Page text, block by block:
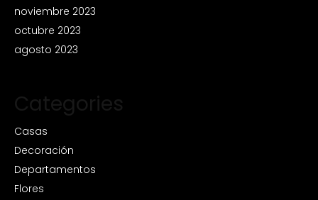
noviembre 2023
octubre 2023
agosto 2023
Categories
Casas
Decoración
Departamentos
Flores